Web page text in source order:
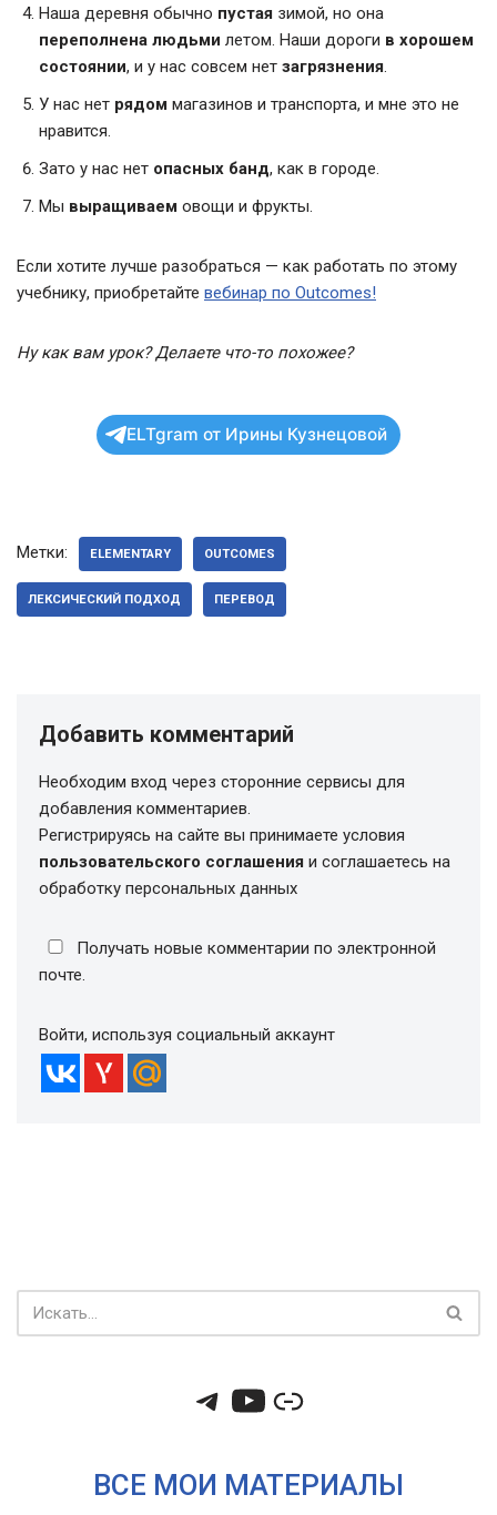
Наша деревня обычно пустая зимой, но она
переполнена людьми летом. Наши дороги в хорошем
состоянии, и у нас совсем нет загрязнения
У нас нет рядом магазинов и транспорта, и мне это не
нравится.
Зато у нас нет опасных банд, как в городе.
Мы выращиваем овощи и фрукты.
Если хотите лучше разобраться — как работать по этому
учебнику, приобретайте вебинар по Outcomes!
Ну как вам урок? Делаете что-то похожее?
ELTgram от Ирины Кузнецовой
Метки: ELEMENTARY OUTCOMES
ЛЕКСИЧЕСКИЙ ПОДХОД ПЕРЕВОД
Добавить комментарий
Необходим вход через сторонние сервисы для
добавления комментариев.
Регистрируясь на сайте вы принимаете условия
пользовательского соглашения и соглашаетесь на
обработку персональных данных
Получать новые комментарии по электронной
почте.
Войти, используя социальный аккаунт
ВСЕ МОИ МАТЕРИАЛЫ